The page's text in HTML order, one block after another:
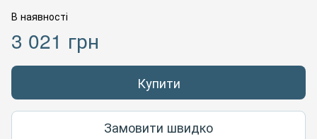
В наявності
3 021 грн
Купити
Замовити швидко